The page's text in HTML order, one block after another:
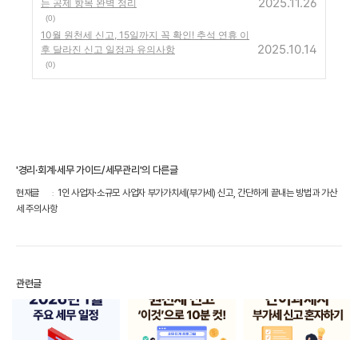
는 공제 항목 완벽 정리
(0)
10월 원천세 신고, 15일까지 꼭 확인! 추석 연휴 이
후 달라진 신고 일정과 유의사항
(0)
2025.10.14
'경리·회계·세무 가이드/세무관리'의 다른글
현재글
1인 사업자·소규모 사업자 부가가치세(부가세) 신고, 간단하게 끝내는 방법과 가산
세 주의사항
관련글